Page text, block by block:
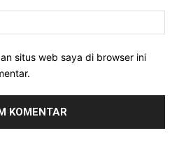
situs web saya di browser ini